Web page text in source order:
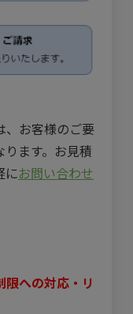
、お客様のご要
ます。お見積
にお問い合わせ
への対応・リ